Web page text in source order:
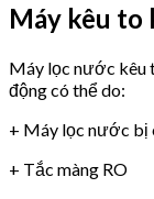
Máy kêu to
Máy lọc nước kêu
động có thể do:
+ Máy lọc nước bị
+ Tắc màng RO